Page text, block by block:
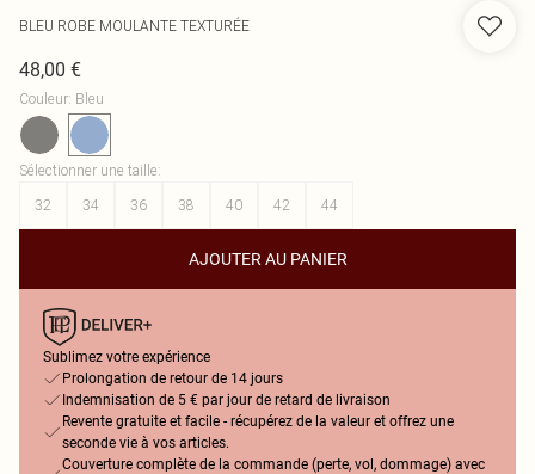
BLEU ROBE MOULANTE TEXTURÉE
48,00 €
Couleur: Bleu
Sélectionner une taille:
32
34 36 38 40 42 44
AJOUTER AU PANIER
Sublimez votre expérience
Prolongation de retour de 14 jours
Indemnisation de 5 € par jour de retard de livraison
Revente gratuite et facile - récupérez de la valeur et offrez une
seconde vie à vos articles.
Couverture complète de la commande (perte, vol, dommage) avec